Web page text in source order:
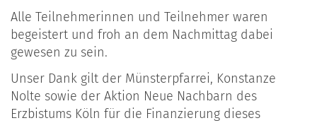
Alle Teilnehmerinnen und Teilnehmer waren
begeistert und froh an dem Nachmittag dabei
gewesen zu sein.
Unser Dank gilt der Münsterpfarrei, Konstanze
Nolte sowie der Aktion Neue Nachbarn des
Erzbistums Köln für die Finanzierung dieses